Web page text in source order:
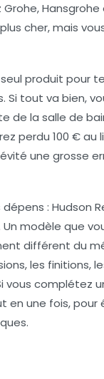
Hansgrohe
cher, mais
produit pour
Si tout va bien,
de la salle de
perdu 100 € au
une grosse
: Hudson
modèle que
différent du
les finitions,
vous complétez
en une fois, pour